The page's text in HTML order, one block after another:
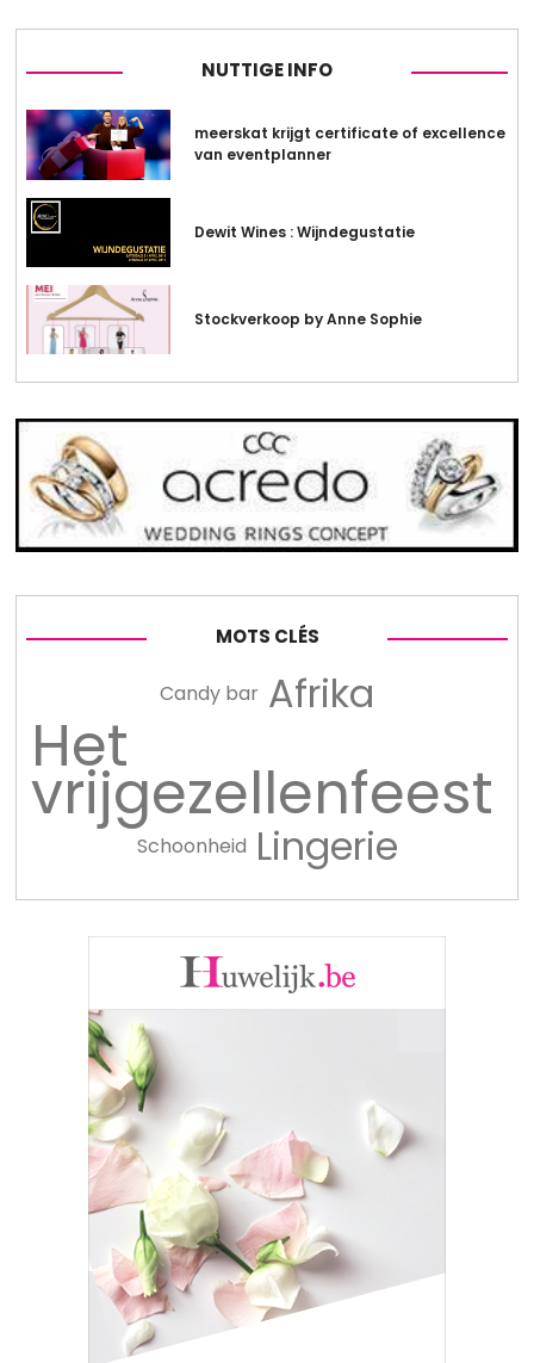
NUTTIGE INFO
meerskat krijgt certificate of excellence
van eventplanner
Dewit Wines : Wijndegustatie
Stockverkoop by Anne Sophie
MOTS CLÉS
Candy bar Afrika
Het
vrijgezellenfeest
Schoonheid Lingerie